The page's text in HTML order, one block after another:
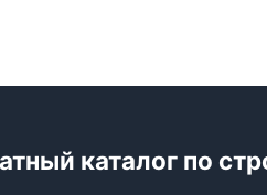
каталог по